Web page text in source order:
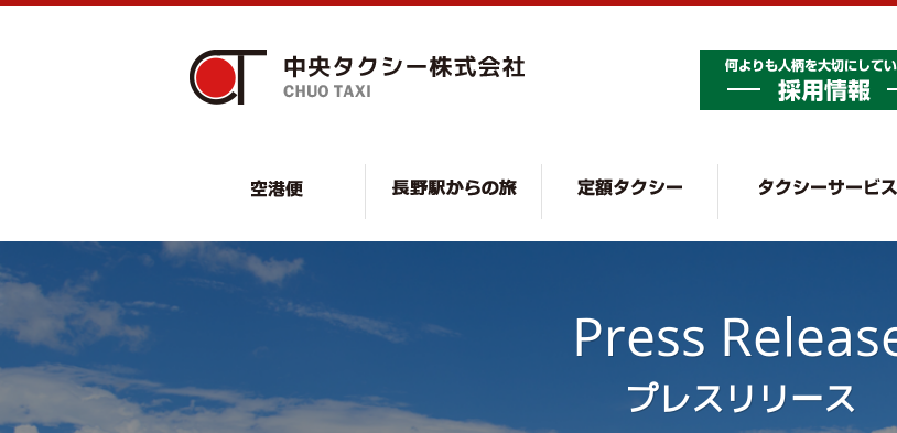
中央タクシー株式
空港便・リゾート便 長野で観タク 定額タクシー
Press
プレスリリース